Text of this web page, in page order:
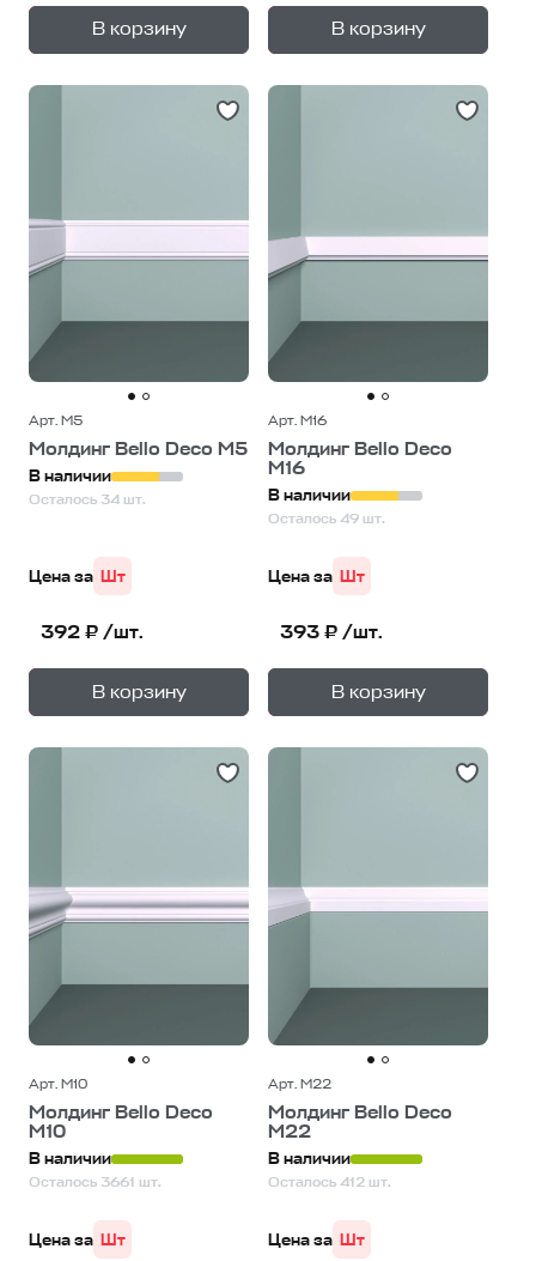
В корзину
— 1уп. В корзину
— 1уп.
Арт. М5
Молдинг Bello Deco М5
В наличии
Осталось 34 шт.
Цена за Шт
392 ₽ /шт.
В корзину
— 1уп.
Арт. М16
Молдинг Bello Deco
М16
В наличии
Осталось 49 шт.
Цена за Шт
393 ₽ /шт.
В корзину
— 1уп.
Арт. М10
Молдинг Bello Deco
М10
В наличии
Осталось 3661 шт.
Цена за Шт
Арт. М22
Молдинг Bello Deco
М22
В наличии
Осталось 412 шт.
Цена за Шт